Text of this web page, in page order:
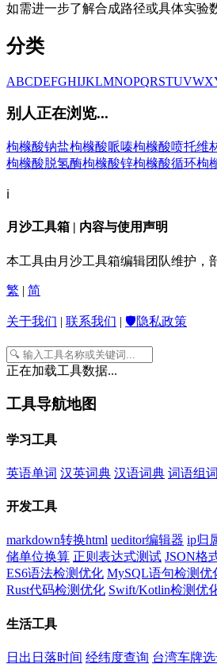
如需进一步了解合成路径或具体实验
分类
ABCDEFGHIJKLMNOPQRSTUVWX
别人正在浏览...
枸橼酸钠盐枸橼酸哌嗪枸橼酸喷托维
枸橼酸脱氢酶枸橼酸锌枸橼酸循环枸
ℹ️
月沙工具箱 | 内容与使用声明
本工具由月沙工具箱编辑团队维护，
繁 | 简
关于我们 | 联系我们 | 🛡️隐私政策
正在加载工具数据...
工具导航地图
学习工具
英语单词 汉英词典 汉语词典 词语组词
开发工具
markdown转换html ueditor编辑器 ip归
储单位换算 正则表达式测试 JSON格
ES6语法检测优化 MySQL语句检测优
Rust代码检测优化 Swift/Kotlin检测优
生活工具
日出日落时间 经纬度查询 台湾车牌